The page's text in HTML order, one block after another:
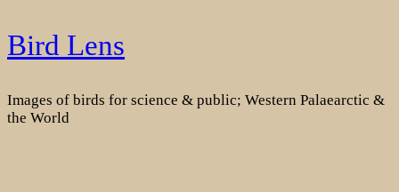
Skip
to
Bird Lens
Images of birds for science & public; Western Palaearctic &
the World